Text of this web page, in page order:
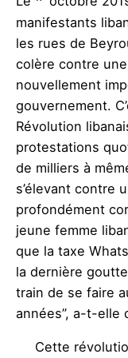
manifestants
les rues de
colère contre
nouvellement
gouvernement.
Révolution
protestations
de milliers à
s’élevant contre
profondément
jeune femme
que la taxe
la dernière
train de se faire
années”, a-t-elle
Cette